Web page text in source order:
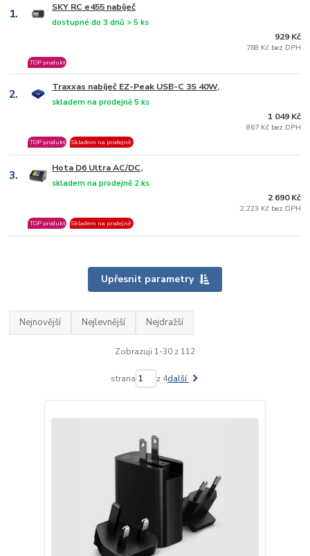
1. SKY RC e455 nabíječ
dostupné do 3 dnů > 5 ks
TOP produkt
929 Kč
768 Kč bez DPH
2. Traxxas nabíječ EZ-Peak USB-C 3S 40W,
skladem na prodejně 5 ks
TOP produkt Skladem na prodejně
1 049 Kč
867 Kč bez DPH
3. Hota D6 Ultra AC/DC,
skladem na prodejně 2 ks
TOP produkt Skladem na prodejně
2 690 Kč
2 223 Kč bez DPH
Upřesnit parametry
Nejnovější Nejlevnější Nejdražší
Zobrazuji 1-30 z 112
strana z 4další